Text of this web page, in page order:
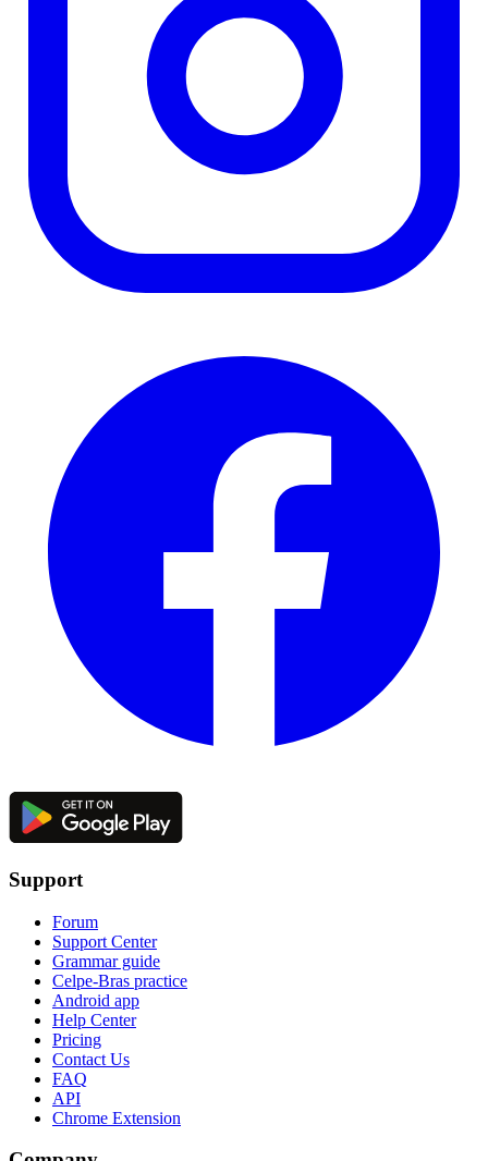
Support
Forum
Support Center
Grammar guide
Celpe-Bras practice
Android app
Help Center
Pricing
Contact Us
FAQ
API
Chrome Extension